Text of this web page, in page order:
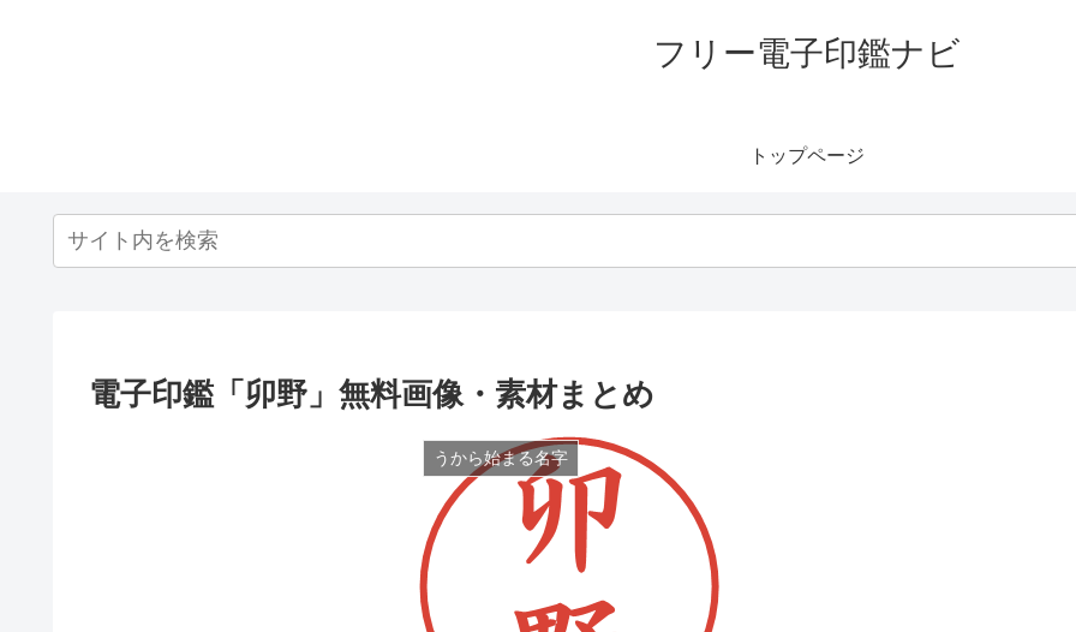
フリー電子印鑑ナビ
トップページ
電子印鑑「卯野」無料画像・素材まとめ
うから始まる名字